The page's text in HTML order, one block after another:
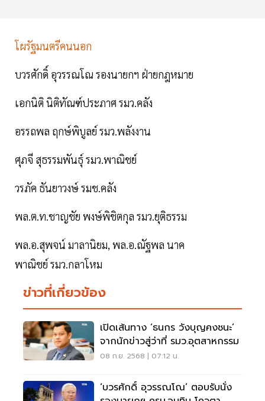
โผรัฐมนตรีคนนอก
บวรศักดิ์ อุวรรณโณ รองนายกฯ ฝ่ายกฎหมาย
เอกนิติ นิติทัณฑ์ประภาศ รมว.คลัง
อรรถพล ฤกษ์พิบูลย์ รมว.พลังงาน
ศุภจี สุธรรมพันธุ์ รมว.พาณิชย์
วรภัค ธันยาวงษ์ รมช.คลัง
พล.ต.ท.ชาญชัย พงษ์พิชิตกุล รมว.ยุติธรรม
พล.อ.สุพจน์ มาลานิยม, พล.อ.ณัฐพล นาค
พาณิชย์ รมว.กลาโหม
ข่าวที่เกี่ยวข้อง
เปิดเส้นทาง ‘ธนกร วังบุญคงชนะ’
จากนักข่าวสู่ว่าที่ รมว.อุตสาหกรรม
08 ก.ย. 2568 | 07:12 น.
‘บวรศักดิ์ อุวรรณโณ’ ตอบรับนั่ง